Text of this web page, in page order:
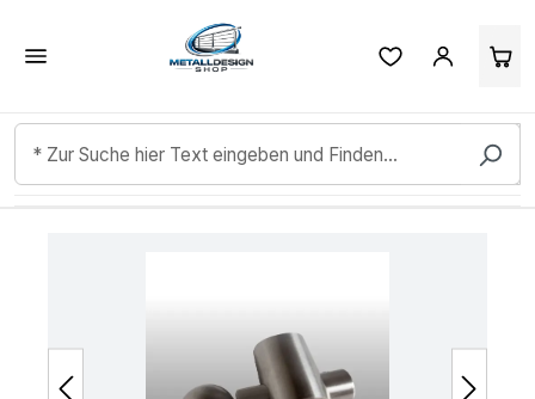
Zum Hauptinhalt springen